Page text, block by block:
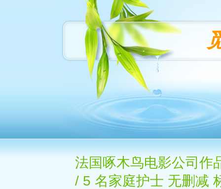
法国啄木鸟电影公司作
/ 5 名家庭护士 无删减